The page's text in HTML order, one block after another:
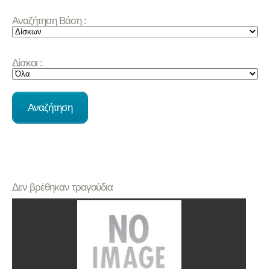
Αναζήτηση Βάση :
Δίσκοι :
Δεν βρέθηκαν τραγούδια